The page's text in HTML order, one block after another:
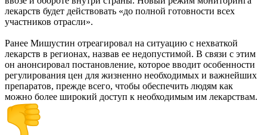
лекарств будет действовать «до полной готовности всех
участников отрасли».
Ранее Мишустин отреагировал на ситуацию с нехваткой
лекарств в регионах, назвав ее недопустимой. В связи с этим
он анонсировал постановление, которое вводит особенности
регулирования цен для жизненно необходимых и важнейших
препаратов, прежде всего, чтобы обеспечить людям как
можно более широкий доступ к необходимым им лекарствам.